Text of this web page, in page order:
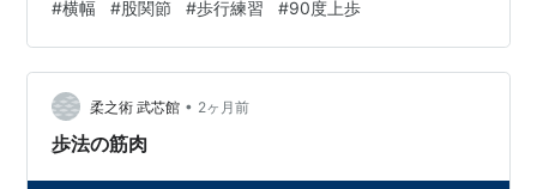
簡化24式太極拳の海底針で行う虚歩の形は、右足の膝が
内側に捩じれ、爪先の方向とずれる人がかなり多くて、
膝を痛めないかと気になって仕方がない。 ある先輩は
「そのまま膝を曲げて床に置いた荷物を持ち上げる動作
が出来ますか？出来ない様なら、お尻の向…
#横幅 #股関節 #歩行練習 #90度上歩
柔之術 武芯館 • 2ヶ月前
歩法の筋肉